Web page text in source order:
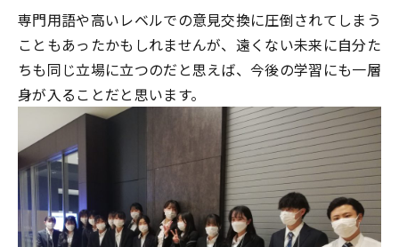
専門用語や高いレベルでの意見交換に圧倒されてしまう
こともあったかもしれませんが、遠くない未来に自分た
ちも同じ立場に立つのだと思えば、今後の学習にも一層
身が入ることだと思います。